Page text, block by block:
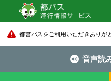
都営バスをご利用いただきありが
音声読